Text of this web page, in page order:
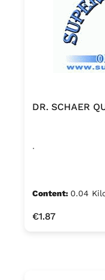
DR. SCHAER
.
Content: 0.04
Regular price:
€1.87